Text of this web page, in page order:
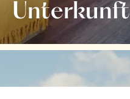
Unterkunft